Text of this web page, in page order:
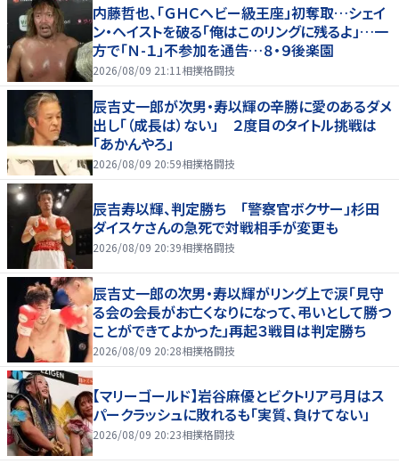
内藤哲也、「ＧＨＣヘビー級王座」初奪取…シェイ
ン・ヘイストを破る「俺はこのリングに残るよ」…一
方で「Ｎ-１」不参加を通告…８・９後楽園
2026/08/09 21:11 相撲格闘技
辰吉丈一郎が次男・寿以輝の辛勝に愛のあるダメ
出し「（成長は）ない」 ２度目のタイトル挑戦は
「あかんやろ」
2026/08/09 20:59相撲格闘技
辰吉寿以輝、判定勝ち 「警察官ボクサー」杉田
ダイスケさんの急死で対戦相手が変更も
2026/08/09 20:39相撲格闘技
辰吉丈一郎の次男・寿以輝がリング上で涙「見守
る会の会長がお亡くなりになって、弔いとして勝つ
ことができてよかった」再起３戦目は判定勝ち
2026/08/09 20:28相撲格闘技
【マリーゴールド】岩谷麻優とビクトリア弓月はス
パークラッシュに敗れるも「実質、負けてない」
2026/08/09 20:23相撲格闘技